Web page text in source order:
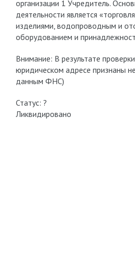
организации 1 Учредитель.
деятельности является
изделиями, водопроводным и
оборудованием и
Внимание: В результате
юридическом адресе признаны
данным ФНС)
Статус: ?
Ликвидировано